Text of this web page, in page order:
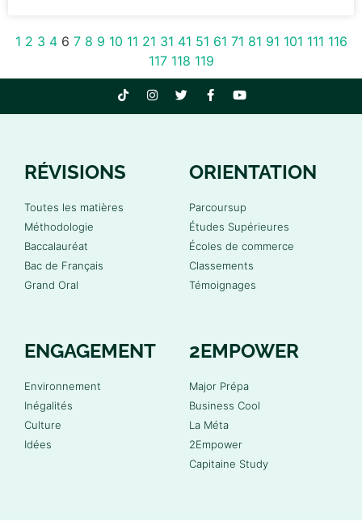
1 2 3 4 6 7 8 9 10 11 21 31 41 51 61 71 81 91 101 111 116
117 118 119
RÉVISIONS
Toutes les matières
Méthodologie
Baccalauréat
Bac de Français
Grand Oral
ORIENTATION
Parcoursup
Études Supérieures
Écoles de commerce
Classements
Témoignages
ENGAGEMENT
Environnement
Inégalités
Culture
Idées
2EMPOWER
Major Prépa
Business Cool
La Méta
2Empower
Capitaine Study